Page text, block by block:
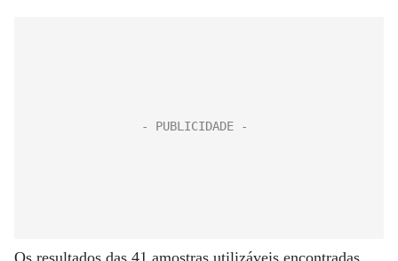
Os resultados das 41 amostras utilizáveis ​​encontradas